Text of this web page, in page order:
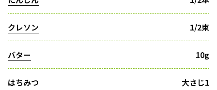
クレソン 1/2束
バター 10g
はちみつ 大さじ1